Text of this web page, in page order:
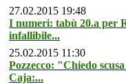
27.02.2015 19:48
I numeri: tabù 20.a per
infallibile...
25.02.2015 11:30
Pozzecco: "Chiedo
Caja:...